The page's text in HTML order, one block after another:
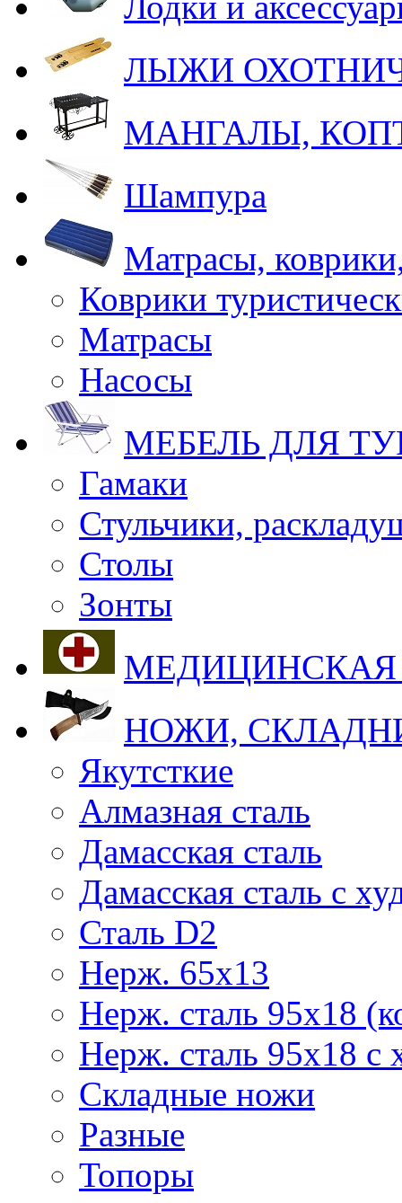
ЛЫЖИ
МАНГАЛЫ,
Шампура
Матрасы,
Коврики
Матрасы
Насосы
МЕБЕЛЬ ДЛЯ
Гамаки
Стульчики,
Столы
Зонты
НОЖИ,
Якутсткие
Алмазная сталь
Дамасская сталь
Дамасская сталь с
Сталь D2
Нерж. 65х13
Нерж. сталь 95х18
Нерж. сталь 95х18 с
Складные ножи
Разные
Топоры